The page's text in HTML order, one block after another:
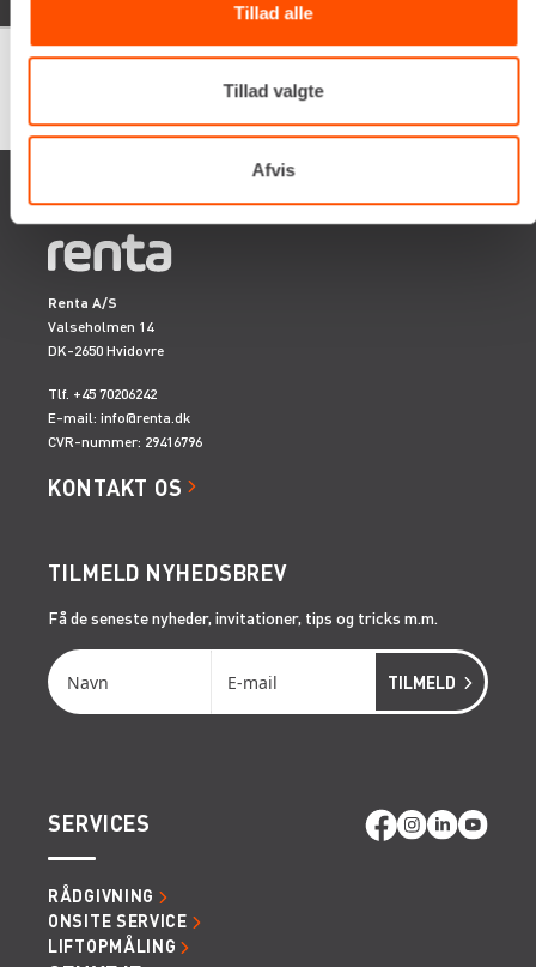
Tillad alle
Tillad valgte
Afvis
samlet bedømmelse er
på basis af150 anmeldelser
Renta A/S
Valseholmen 14
DK-2650 Hvidovre
Tlf. +45 70206242
E-mail: info@renta.dk
CVR-nummer: 29416796
KONTAKT OS
TILMELD NYHEDSBREV
Få de seneste nyheder, invitationer, tips og tricks m.m.
SERVICES
RÅDGIVNING
ONSITE SERVICE
LIFTOPMÅLING